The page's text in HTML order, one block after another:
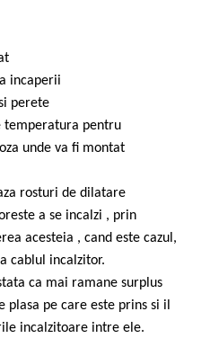
incaperii
perete
temperatura pentru
unde va fi montat
rosturi de dilatare
a se incalzi , prin
acesteia , cand este cazul,
cablul incalzitor.
ca mai ramane surplus
pe care este prins si il
incalzitoare intre ele.